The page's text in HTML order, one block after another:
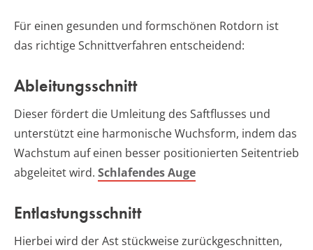
Für einen gesunden und formschönen Rotdorn ist
das richtige Schnittverfahren entscheidend:
Ableitungsschnitt
Dieser fördert die Umleitung des Saftflusses und
unterstützt eine harmonische Wuchsform, indem das
Wachstum auf einen besser positionierten Seitentrieb
abgeleitet wird. Schlafendes Auge
Entlastungsschnitt
Hierbei wird der Ast stückweise zurückgeschnitten,